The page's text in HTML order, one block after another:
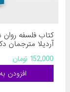
کتاب فلسفه روان
آردیلا مترجمان
پژوهشگاه حوزه و
152,000 تومان